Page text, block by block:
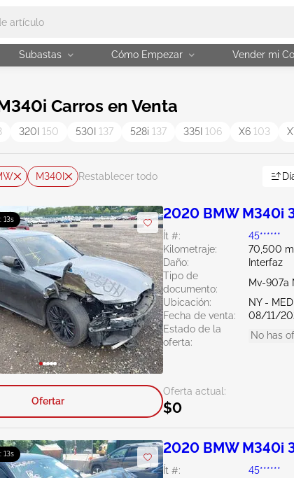
Subastas Cómo Empezar Vender mi
Carros en Venta
320I 150 530I 137 528i 137 335I 106 X6 103
M340I Restablecer todo
12s 2020 BMW M340i
Ít #:
45******
Kilometraje:
70,500
Daño:
Interfaz
Tipo de
documento:
Mv-907a
Ubicación:
NY -
Fecha de venta:
08/11/
Estado de la
oferta:
No has
Oferta actual:
$0
Ofertar
12s 2020 BMW M340i
Ít #:
45******